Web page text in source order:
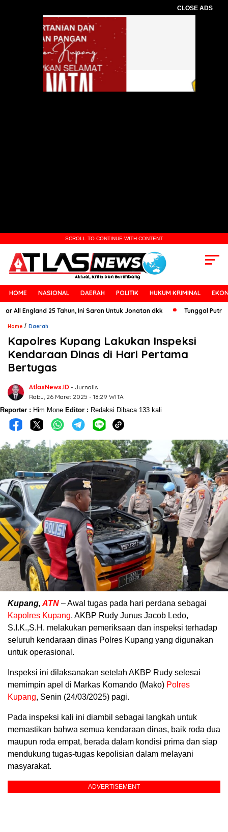
CLOSE ADS
SCROLL TO CONTINUE WITH CONTENT
HOME NASIONAL DAERAH POLITIK HUKUM KRIMINAL
25 Tahun, Ini Saran Untuk Jonatan dkk Tunggal Putra
Home / Daerah
Kapolres Kupang Lakukan Inspeksi
Kendaraan Dinas di Hari Pertama
Bertugas
AtlasNews.ID - Jurnalis
Rabu, 26 Maret 2025 - 18:29 WITA
Reporter : Him Mone Editor : Redaksi Dibaca 133 kali
Kupang, ATN – Awal tugas pada hari perdana sebagai
Kapolres Kupang, AKBP Rudy Junus Jacob Ledo,
S.I.K.,S.H. melakukan pemeriksaan dan inspeksi terhadap
seluruh kendaraan dinas Polres Kupang yang digunakan
untuk operasional.
Inspeksi ini dilaksanakan setelah AKBP Rudy selesai
memimpin apel di Markas Komando (Mako) Polres
Kupang, Senin (24/03/2025) pagi.
Pada inspeksi kali ini diambil sebagai langkah untuk
memastikan bahwa semua kendaraan dinas, baik roda dua
maupun roda empat, berada dalam kondisi prima dan siap
mendukung tugas-tugas kepolisian dalam melayani
masyarakat.
ADVERTISEMENT